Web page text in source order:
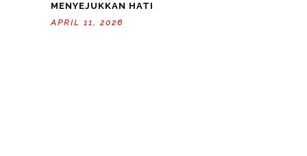
MENYEJUKKAN HATI
APRIL 11, 2026